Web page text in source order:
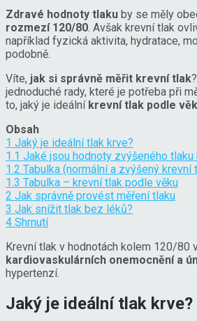
Zdravé hodnoty tlaku by se měly
rozmezí 120/80. Avšak krevní tlak
například fyzická aktivita, hydratace,
podobně.
Víte, jak si správně měřit krevní tlak
jednoduché rady, které je potřeba při
to, jaký je ideální krevní tlak podle
Obsah
1 Jaký je ideální tlak krve?
1.1 Jaké jsou hodnoty zvýšeného tlaku
1.2 Tabulka (normální a zvýšený krevní
1.3 Tabulka – krevní tlak podle věku
2 Jak správně provést měření tlaku
3 Jak snížit tlak bez léků?
4 Shrnutí
Krevní tlak v hodnotách kolem 120/80
kardiovaskulárních onemocnění a
hypertenzí.
Jaký je ideální tlak krve?